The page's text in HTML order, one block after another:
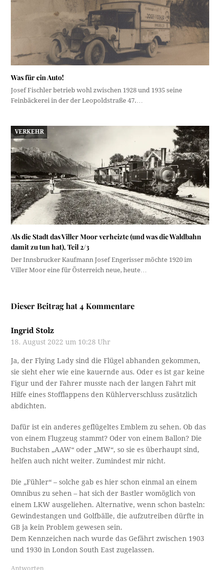
Was für ein Auto!
Josef Fischler betrieb wohl zwischen 1928 und 1935 seine
Feinbäckerei in der der Leopoldstraße 47.…
VERKEHR
Als die Stadt das Viller Moor verheizte (und was die Waldbahn
damit zu tun hat), Teil 2/3
Der Innsbrucker Kaufmann Josef Engerisser möchte 1920 im
Viller Moor eine für Österreich neue, heute…
Dieser Beitrag hat 4 Kommentare
Ingrid Stolz
18. August 2022 um 10:28 Uhr
Ja, der Flying Lady sind die Flügel abhanden gekommen,
sie sieht eher wie eine kauernde aus. Oder es ist gar keine
Figur und der Fahrer musste nach der langen Fahrt mit
Hilfe eines Stofflappens den Kühlerverschluss zusätzlich
abdichten.
Dafür ist ein anderes geflügeltes Emblem zu sehen. Ob das
von einem Flugzeug stammt? Oder von einem Ballon? Die
Buchstaben „AAW“ oder „MW“, so sie es überhaupt sind,
helfen auch nicht weiter. Zumindest mir nicht.
Die „Fühler“ – solche gab es hier schon einmal an einem
Omnibus zu sehen – hat sich der Bastler womöglich von
einem LKW ausgeliehen. Alternative, wenn schon basteln:
Gewindestangen und Golfbälle, die aufzutreiben dürfte in
GB ja kein Problem gewesen sein.
Dem Kennzeichen nach wurde das Gefährt zwischen 1903
und 1930 in London South East zugelassen.
Antworten